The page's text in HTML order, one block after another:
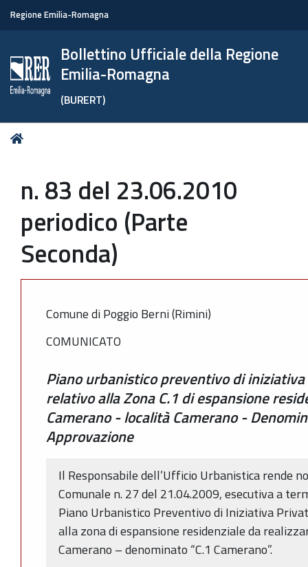
Regione Emilia-Romagna
Bollettino Ufficiale della Regione
Emilia-Romagna
(BURERT)
Tu
n. 83 del 23.06.2010
periodico (Parte
Seconda)
Comune di Poggio Berni (Rimini)
COMUNICATO
Piano urbanistico preventivo di
relativo alla Zona C.1 di espansione
Camerano - località Camerano -
Approvazione
Il Responsabile dell’Ufficio Urbanistica rende
Comunale n. 27 del 21.04.2009, esecutiva a
Piano Urbanistico Preventivo di Iniziativa
alla zona di espansione residenziale da
Camerano – denominato “C.1 Camerano”.